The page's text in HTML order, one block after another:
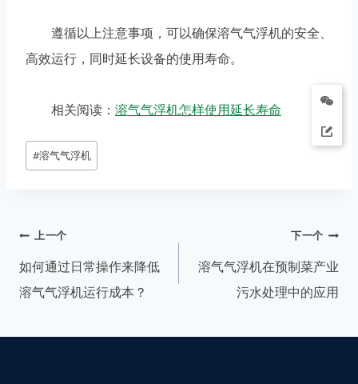
遵循以上注意事项，可以确保溶气气浮机的安全、
高效运行，同时延长设备的使用寿命。
相关阅读： 溶气气浮机怎样使用延长寿命
#溶气气浮机
上一个
如何通过日常操作来降低
溶气气浮机运行成本？
下一个
溶气气浮机在预制菜产业
污水处理中的应用